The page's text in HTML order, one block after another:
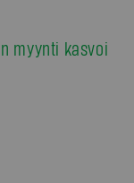
myynti kasvoi